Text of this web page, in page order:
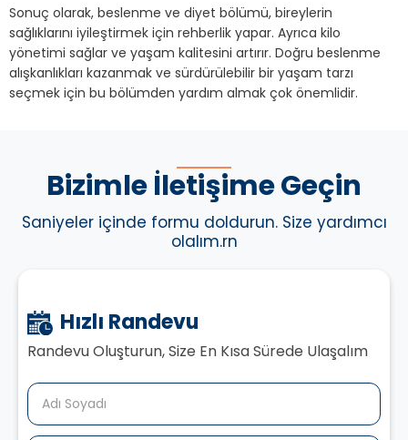
Sonuç olarak, beslenme ve diyet bölümü, bireylerin
sağlıklarını iyileştirmek için rehberlik yapar. Ayrıca kilo
yönetimi sağlar ve yaşam kalitesini artırır. Doğru beslenme
alışkanlıkları kazanmak ve sürdürülebilir bir yaşam tarzı
seçmek için bu bölümden yardım almak çok önemlidir.
Bizimle İletişime Geçin
Saniyeler içinde formu doldurun. Size yardımcı
olalım.rn
Hızlı Randevu
Randevu Oluşturun, Size En Kısa Sürede Ulaşalım